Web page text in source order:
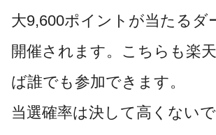
大9,600ポイントが当たるダ
開催されます。こちらも楽
ば誰でも参加できます。
当選確率は決して高くない